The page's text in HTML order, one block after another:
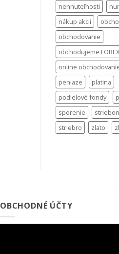
nehnuteľnosti
nákup akcií
obchodovanie
obchodujeme FOREX
online
peniaze
platina
podielové fondy
sporenie
striebro
zlato
OBCHODNÉ ÚČTY